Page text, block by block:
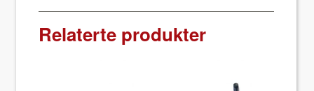
Relaterte produkter